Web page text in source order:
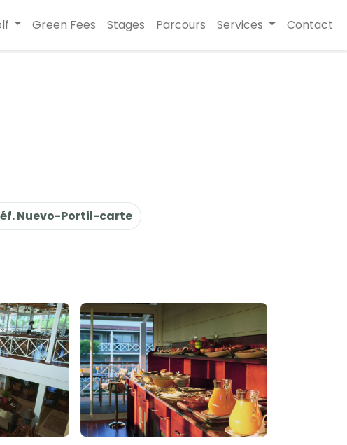
Green Fees Stages Parcours Services Contact
Nuevo-Portil-carte